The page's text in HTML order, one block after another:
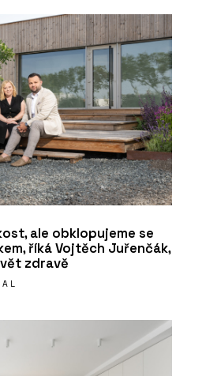
ale obklopujeme se
říká Vojtěch Juřenčák,
zdravě